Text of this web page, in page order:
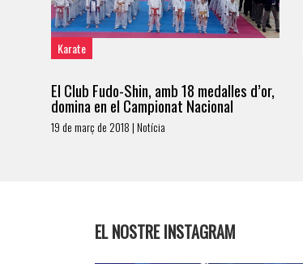
Karate
El Club Fudo-Shin, amb 18 medalles d’or,
domina en el Campionat Nacional
19 de març de 2018 | Notícia
EL NOSTRE INSTAGRAM